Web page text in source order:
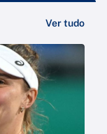
Ver tudo